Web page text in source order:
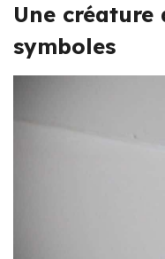
Une
symboles